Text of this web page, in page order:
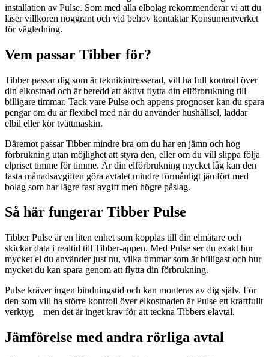
installation av Pulse. Som med alla elbolag rekommenderar vi att du
läser villkoren noggrant och vid behov kontaktar Konsumentverket
för vägledning.
Vem passar Tibber för?
Tibber passar dig som är teknikintresserad, vill ha full kontroll över
din elkostnad och är beredd att aktivt flytta din elförbrukning till
billigare timmar. Tack vare Pulse och appens prognoser kan du spara
pengar om du är flexibel med när du använder hushållsel, laddar
elbil eller kör tvättmaskin.
Däremot passar Tibber mindre bra om du har en jämn och hög
förbrukning utan möjlighet att styra den, eller om du vill slippa följa
elpriset timme för timme. Är din elförbrukning mycket låg kan den
fasta månadsavgiften göra avtalet mindre förmånligt jämfört med
bolag som har lägre fast avgift men högre påslag.
Så här fungerar Tibber Pulse
Tibber Pulse är en liten enhet som kopplas till din elmätare och
skickar data i realtid till Tibber-appen. Med Pulse ser du exakt hur
mycket el du använder just nu, vilka timmar som är billigast och hur
mycket du kan spara genom att flytta din förbrukning.
Pulse kräver ingen bindningstid och kan monteras av dig själv. För
den som vill ha större kontroll över elkostnaden är Pulse ett kraftfullt
verktyg – men det är inget krav för att teckna Tibbers elavtal.
Jämförelse med andra rörliga avtal